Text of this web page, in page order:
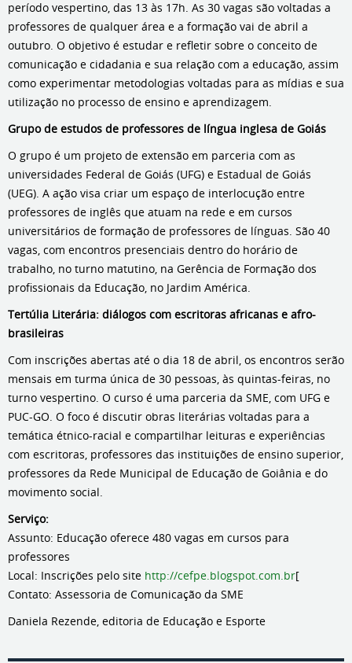
período vespertino, das 13 às 17h. As 30 vagas são voltadas a
professores de qualquer área e a formação vai de abril a
outubro. O objetivo é estudar e refletir sobre o conceito de
comunicação e cidadania e sua relação com a educação, assim
como experimentar metodologias voltadas para as mídias e sua
utilização no processo de ensino e aprendizagem.
Grupo de estudos de professores de língua inglesa de Goiás
O grupo é um projeto de extensão em parceria com as
universidades Federal de Goiás (UFG) e Estadual de Goiás
(UEG). A ação visa criar um espaço de interlocução entre
professores de inglês que atuam na rede e em cursos
universitários de formação de professores de línguas. São 40
vagas, com encontros presenciais dentro do horário de
trabalho, no turno matutino, na Gerência de Formação dos
profissionais da Educação, no Jardim América.
Tertúlia Literária: diálogos com escritoras africanas e afro-
brasileiras
Com inscrições abertas até o dia 18 de abril, os encontros serão
mensais em turma única de 30 pessoas, às quintas-feiras, no
turno vespertino. O curso é uma parceria da SME, com UFG e
PUC-GO. O foco é discutir obras literárias voltadas para a
temática étnico-racial e compartilhar leituras e experiências
com escritoras, professores das instituições de ensino superior,
professores da Rede Municipal de Educação de Goiânia e do
movimento social.
Serviço:
Assunto: Educação oferece 480 vagas em cursos para
professores
Local: Inscrições pelo site http://cefpe.blogspot.com.br[
Contato: Assessoria de Comunicação da SME
Daniela Rezende, editoria de Educação e Esporte